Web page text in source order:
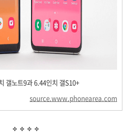
갤노트9과 6.44인치 갤S10+
source.www.phonearea.com